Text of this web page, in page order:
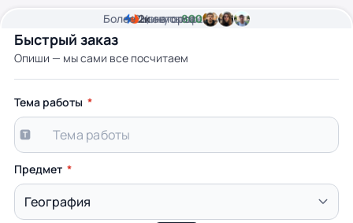
Быстрый заказ
Опиши — мы сами все посчитаем
2минуты времени
Цена от800 грн
Более2кавторов
Тема работы
Предмет